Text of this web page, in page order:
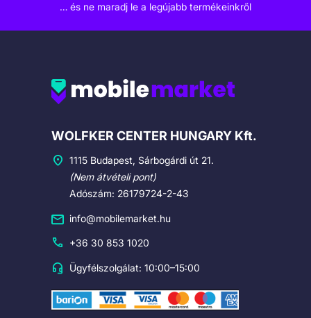
… és ne maradj le a legújabb termékeinkről
Cégadatok
WOLFKER CENTER HUNGARY Kft.
1115 Budapest, Sárbogárdi út 21.
(Nem átvételi pont)
Adószám: 26179724-2-43
info@mobilemarket.hu
+36 30 853 1020
Ügyfélszolgálat: 10:00–15:00